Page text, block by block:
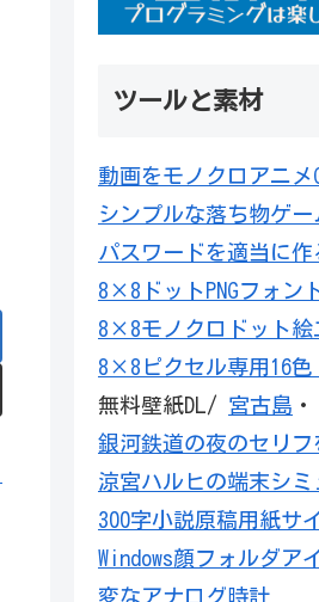
ツールと素材
動画をモノクロアニメ
シンプルな落ち物ゲー
パスワードを適当に作
8×8ドットPNGフォン
8×8モノクロドット絵
8×8ピクセル専用16色
無料壁紙DL/ 宮古島 ・
銀河鉄道の夜のセリフ
涼宮ハルヒの端末シミ
300字小説原稿用紙サ
Windows顔フォルダア
変なアナログ時計